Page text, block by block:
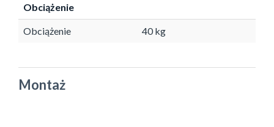
Obciążenie
Obciążenie 40 kg
Montaż